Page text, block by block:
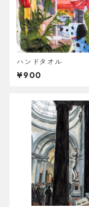
ハンドタオル
¥900